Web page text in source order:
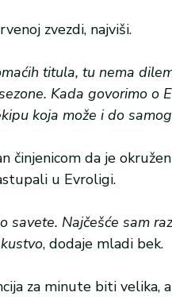
zvezdi, najviši.
titula, tu nema
Kada govorimo
koja može i do
činjenicom da je
u Evroligi.
savete. Najčešće sam
, dodaje mladi bek.
za minute biti velika,